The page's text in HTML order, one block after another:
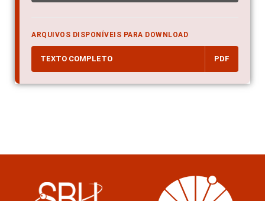
ARQUIVOS DISPONÍVEIS PARA DOWNLOAD
TEXTO COMPLETO PDF